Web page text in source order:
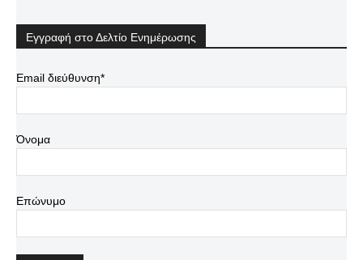
Εγγραφή στο Δελτίο Ενημέρωσης
Email διεύθυνση*
Όνομα
Επώνυμο